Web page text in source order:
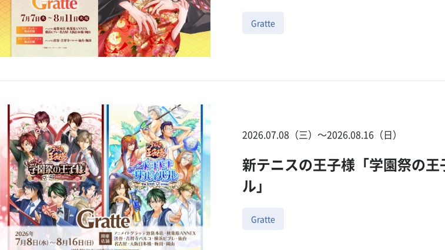
Gratte
2026.07.08（三）〜2026.08.16（日）
新テニスの王子様「学園祭の
ル」
Gratte